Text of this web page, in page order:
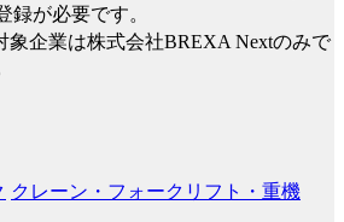
録が必要です。
象企業は株式会社BREXA Nextのみで
クレーン・フォークリフト・重機